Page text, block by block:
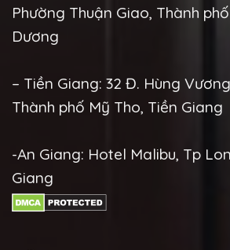
Phường Thuận Giao, Thành
Dương
– Tiền Giang: 32 Đ. Hùng
Thành phố Mỹ Tho, Tiền Giang
-An Giang: Hotel Malibu, Tp
Giang